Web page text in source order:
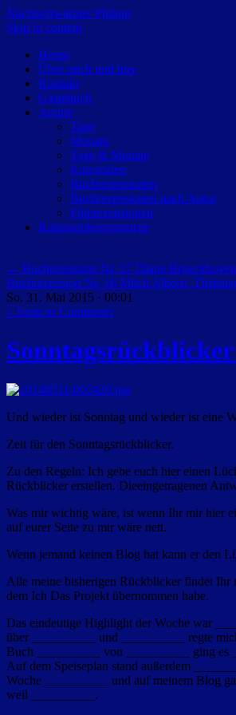
Nachtschwärmer Philipp
Skip to content
Home
Über mich und hier
Kontakt
Gästebuch
Archiv
Tage
Monate
Tage & Monate
Kategorien
Buchrezensionen
Buchrezensionen nach Autor
Filmrezensionen
Katastrophenvorsorge
← Buchrezension Nr. 17 Diane
Buchrezension Nr. 18 Mitch Albom
So. 31. Mai 2015 · 00:01
↓ Jump to Comments
Sonntagsrückblicker
Und wieder ist Sonntag und wieder ist eine
Zeit für den Sonntagsrückblicker.
Zu den Regeln: Ich gebe euch hier einen
Rückblicker erstellen. Dieeingetragenen
Was mir wichtig wäre, ist wenn Ihr mir hier
auf eurer Seite zu mir wäre nett.
Wenn jemand keinen Blog hat kann er den
Alle meine bisherigen Rückblicker findet Ihr
dem Ich Das Projekt übernommen habe.
Das eindeutige Highlight der Woche war
über __________ und __________ regte
Buch __________ von __________ ging es
Auf dem Speiseplan stand außerdem
Woche __________ und auf meinem Blog
weil __________.